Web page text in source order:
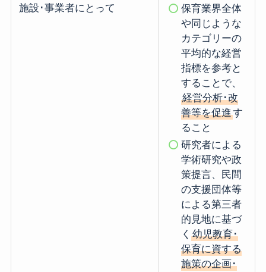
施設･事業者にとって
保育業界全体
や同じような
カテゴリーの
平均的な経営
指標を参考と
することで、
経営分析･改
善等を促進す
ること
研究者による
学術研究や政
策提言、民間
の支援団体等
による第三者
的見地に基づ
く幼児教育･
保育に資する
施策の企画･